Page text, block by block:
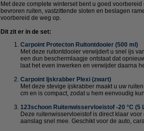
Met deze complete winterset bent u goed
bevroren ruiten, vastzittende sloten en beslagen
voorbereid de weg op.
Dit zit er in de set:
Carpoint Protecton Ruitontdooier (500 ml)
Met deze ruitontdooier verwijdert u snel ijs
een dun beschermlaagje ontstaat dat
laat het even inwerken en verwijder daarna
Carpoint Ijskrabber Plexi (zwart)
Met deze stevige ijskrabber maakt u uw
cm en is compact, zodat u hem eenvoudig
123schoon Ruitenwisservloeistof -20 °C (5
Deze ruitenwisservloeistof is direct klaar
aanslag snel mee. Geschikt voor de auto,